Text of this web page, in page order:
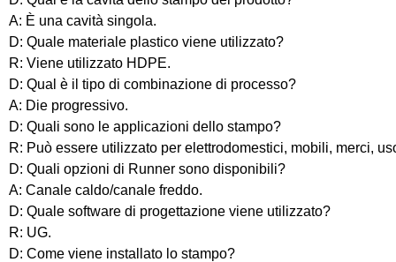
A: È una cavità singola.
D: Quale materiale plastico viene utilizzato?
R: Viene utilizzato HDPE.
D: Qual è il tipo di combinazione di processo?
A: Die progressivo.
D: Quali sono le applicazioni dello stampo?
R: Può essere utilizzato per elettrodomestici, mobili, merci,
D: Quali opzioni di Runner sono disponibili?
A: Canale caldo/canale freddo.
D: Quale software di progettazione viene utilizzato?
R: UG.
D: Come viene installato lo stampo?